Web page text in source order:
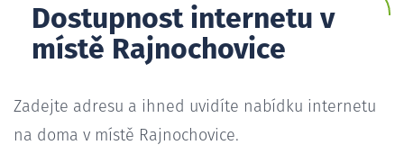
Dostupnost internetu v
místě Rajnochovice
Zadejte adresu a ihned uvidíte nabídku internetu
na doma v místě Rajnochovice.